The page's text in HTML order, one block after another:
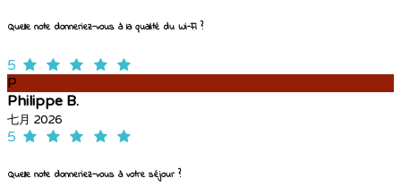
Quelle note donneriez-vous à la qualité du Wi-Fi ?
5
P
Philippe B.
七月 2026
5
Quelle note donneriez-vous à votre séjour ?